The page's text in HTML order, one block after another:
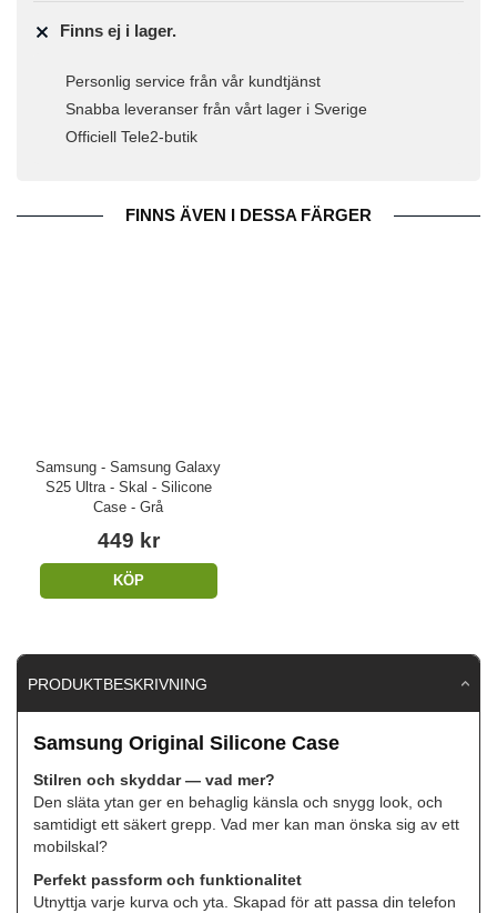
Finns ej i lager.
Personlig service från vår kundtjänst
Snabba leveranser från vårt lager i Sverige
Officiell Tele2-butik
FINNS ÄVEN I DESSA FÄRGER
Samsung - Samsung Galaxy
S25 Ultra - Skal - Silicone
Case - Grå
449 kr
KÖP
PRODUKTBESKRIVNING
Samsung Original Silicone Case
Stilren och skyddar — vad mer?
Den släta ytan ger en behaglig känsla och snygg look, och
samtidigt ett säkert grepp. Vad mer kan man önska sig av ett
mobilskal?
Perfekt passform och funktionalitet
Utnyttja varje kurva och yta. Skapad för att passa din telefon